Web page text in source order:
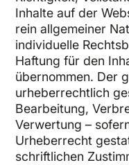
Inhalte auf der
rein allgemeiner
individuelle
Haftung für den
übernommen. Der
urheberrechtlich
Bearbeitung,
Verwertung –
Urheberrecht
schriftlichen